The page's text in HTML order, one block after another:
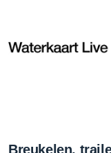
Breukelen,